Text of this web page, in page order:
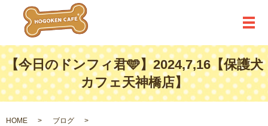
メ
【今日のドンフィ君🩵】2024,7,16【保護犬
カフェ天神橋店】
HOME
ブログ